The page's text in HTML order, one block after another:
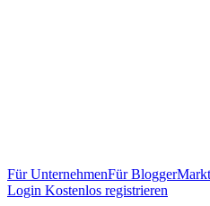
Für UnternehmenFür Blogger
Login Kostenlos registrieren